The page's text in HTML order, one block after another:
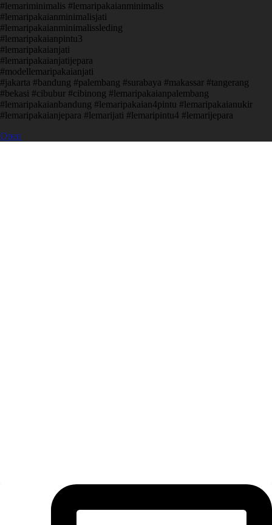
#lemariminimalis #lemaripakaianminimalis
#lemaripakaianminimalisjati
#lemaripakaianminimalissleding
#lemaripakaianpintu3
#lemaripakaianjati
#lemaripakaianjatijepara
#modellemaripakaianjati
#jakarta #bandung #palembang #surabaya #makassar #tangerang
#bekasi #cibubur #cibinong #lemaripakaianpalembang
#lemaripakaianbandung #lemaripakaian4pintu #lemaripakaianukir
#lemaripakaianjepara #lemarijati #lemaripintu4 #lemarijepara
Open